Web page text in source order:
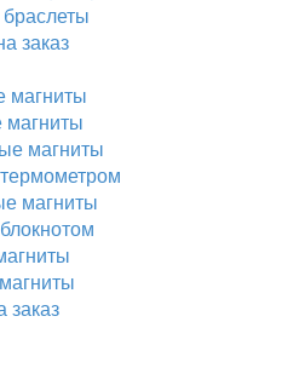
заказ
магниты
магниты
магниты
магниты
заказ